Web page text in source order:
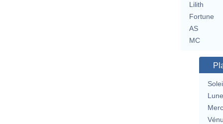
Lilith
Fortune
AS
MC
Lune